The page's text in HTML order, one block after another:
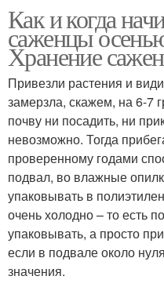
Как и когда
саженцы
Хранение
Привезли растения и
замерзла, скажем, на 6-7
почву ни посадить, ни
невозможно. Тогда
проверенному годами
подвал, во влажные
упаковывать в
очень холодно – то есть
упаковывать, а просто
если в подвале около
значения.